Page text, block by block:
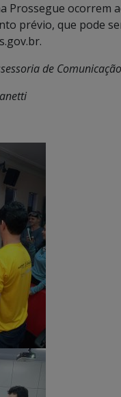
Prossegue ocorrem
prévio, que pode
de